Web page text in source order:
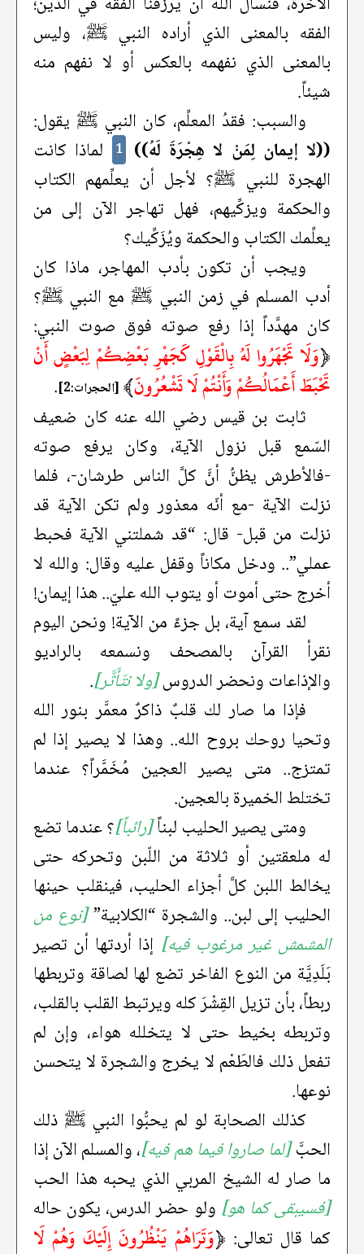
الفقه بالمعنى الذي أراده النبي ﷺ، وليس
بالمعنى الذي نفهمه بالعكس أو لا نفهم منه
شيئاً.
والسبب: فقدُ المعلِّم، كان النبي ﷺ يقول:
((لا إيمان لِمَنْ لا هِجْرَةَ لَهُ)) 1
لماذا كانت
الهجرة للنبي ﷺ؟ لأجل أن يعلِّمهم الكتاب
والحكمة ويزكِّيهم، فهل تهاجر الآن إلى من
يعلِّمك الكتاب والحكمة ويُزَكِّيك؟
ويجب أن تكون بأدب المهاجر، ماذا كان
أدب المسلم في زمن النبي ﷺ مع النبي ﷺ؟
كان مهدَّداً إذا رفع صوته فوق صوت النبي:
﴿وَلَا تَجْهَرُوا لَهُ بِالْقَوْلِ كَجَهْرِ بَعْضِكُمْ لِبَعْضٍ أَنْ
تَحْبَطَ أَعْمَالُكُمْ وَأَنْتُمْ لَا تَشْعُرُونَ﴾ [الحجرات:2]
.
ثابت بن قيس رضي الله عنه كان ضعيف
السّمع قبل نزول الآية، وكان يرفع صوته
-فالأطرش يظنُّ أنَّ كلَّ الناس طرشان-، فلما
نزلت الآية -مع أنّه معذور ولم تكن الآية قد
نزلت من قبل- قال: “قد شملتني الآية فحبط
عملي”.. ودخل مكاناً وقفل عليه وقال: والله لا
أخرج حتى أموت أو يتوب الله عليّ.. هذا إيمان!
لقد سمع آية، بل جزءً من الآية! ونحن اليوم
نقرأ القرآن بالمصحف ونسمعه بالراديو
والإذاعات ونحضر الدروس[ولا نتَأَثَّر].
فإذا ما صار لك قلبٌ ذاكرٌ معمَّر بنور الله
وتحيا روحك بروح الله.. وهذا لا يصير إذا لم
تمتزج.. متى يصير العجين مُخَمَّراً؟ عندما
تختلط الخميرة بالعجين.
ومتى يصير الحليب لبناً[رائباً]؟ عندما تضع
له ملعقتين أو ثلاثة من اللّبن وتحركه حتى
يخالط اللبن كلَّ أجزاء الحليب، فينقلب حينها
الحليب إلى لبن.. والشجرة “الكلابية”[نوع من
المشمش غير مرغوب فيه] إذا أردتها أن تصير
بَلَدِيَّة من النوع الفاخر تضع لها لصاقة وتربطها
ربطاً، بأن تزيل القِشْرَ كله ويرتبط القلب بالقلب،
وتربطه بخيط حتى لا يتخلله هواء، وإن لم
تفعل ذلك فالطَعْم لا يخرج والشجرة لا يتحسن
نوعها.
كذلك الصحابة لو لم يحبُّوا النبي ﷺ ذلك
الحبَّ[لما صاروا فيما هم فيه]، والمسلم الآن إذا
ما صار له الشيخ المربي الذي يحبه هذا الحب
[فسيبقى كما هو] ولو حضر الدرس، يكون حاله
كما قال تعالى: ﴿وَتَرَاهُمْ يَنْظُرُونَ إِلَيْكَ وَهُمْ لَا